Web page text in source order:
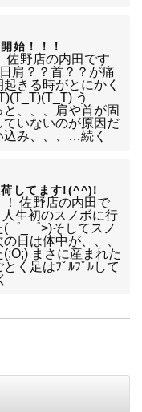
始！！！
佐野店の内田です
肩？？首？？が痛
起きる時がとにかく
う
、、、肩や首が固
ていないのが原因だ
込み、、、…続く
荷してます!(^^)!
！ 佐野店の内田で
生初のスノボに行
゜_゜>)そしてスノ
日は体中が、、、
まさに産まれた
く足はﾌﾟﾙﾌﾟﾙして